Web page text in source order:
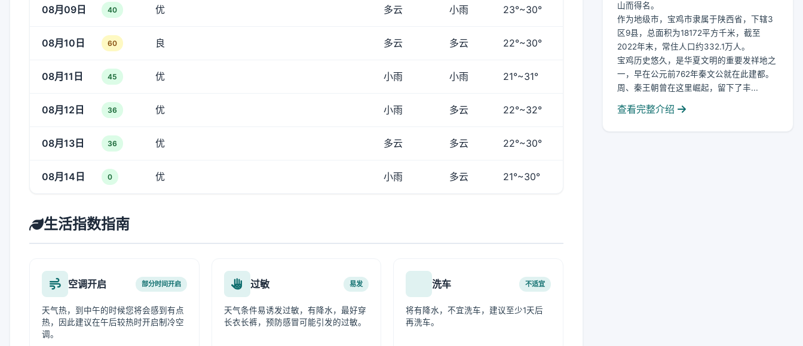
08月09日 40 优 多云 小雨 23°~30°
08月10日 60 良 多云 多云 22°~30°
08月11日 45 优 小雨 小雨 21°~31°
08月12日 36 优 小雨 多云 22°~32°
08月13日 36 优 多云 多云 22°~30°
08月14日 0 优 小雨 多云 21°~30°
生活指数指南
空调开启 部分时间开启
天气热，到中午的时候您将会感到有点
热，因此建议在午后较热时开启制冷空
调。
过敏 易发
天气条件易诱发过敏，有降水，最好穿
长衣长裤，预防感冒可能引发的过敏。
洗车 不适宜
将有降水，不宜洗车，建议至少1天后
再洗车。
山而得名。
作为地级市，宝鸡市隶属于陕西省，下辖3
区9县，总面积为18172平方千米，截至
2022年末，常住人口约332.1万人。
宝鸡历史悠久，是华夏文明的重要发祥地之
一，早在公元前762年秦文公就在此建都。
周、秦王朝曾在这里崛起，留下了丰...
查看完整介绍